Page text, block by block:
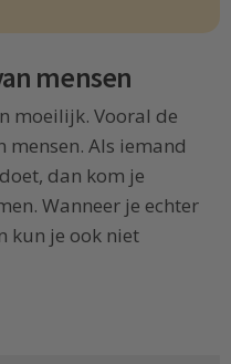
mensen
moeilijk. Vooral de
Als iemand
dan kom je
Wanneer je echter
kun je ook niet